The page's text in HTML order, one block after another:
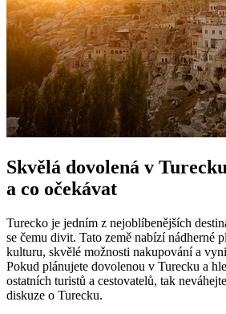
Skvělá dovolená v
a co očekávat
Turecko je jedním z nejoblíbenějších
se čemu divit. Tato země nabízí nádherné
kulturu, skvělé možnosti nakupování a
Pokud plánujete dovolenou v Turecku a
ostatních turistů a cestovatelů, tak
diskuze o Turecku.